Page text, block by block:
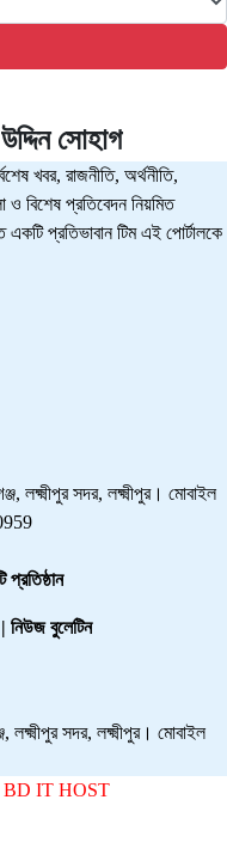
সোহাগ
খবর, রাজনীতি, অর্থনীতি,
ও বিশেষ প্রতিবেদন নিয়মিত
প্রতিভাবান টিম এই পোর্টালকে
লক্ষ্মীপুর সদর, লক্ষ্মীপুর। মোবাইল
নিউজ বুলেটিন
লক্ষ্মীপুর সদর, লক্ষ্মীপুর। মোবাইল
BD IT HOST